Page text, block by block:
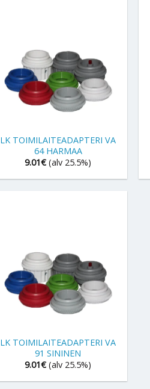
LK TOIMILAITEADAPTERI VA
64 HARMAA
9.01€ (alv 25.5%)
LK TOIMILAITEADAPTERI VA
91 SININEN
9.01€ (alv 25.5%)